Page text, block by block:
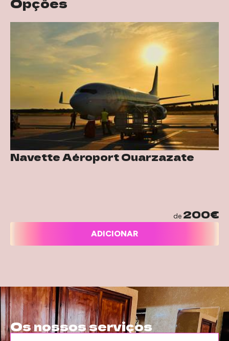
Navette Aéroport Ouarzazate
de 200€
ADICIONAR
Os nossos serviços